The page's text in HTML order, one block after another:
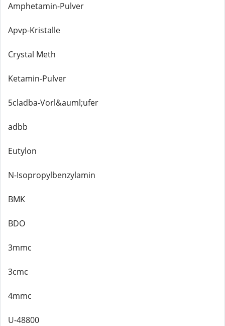
Amphetamin-Pulver
Apvp-Kristalle
Crystal Meth
Ketamin-Pulver
5cladba-Vorl&auml;ufer
adbb
Eutylon
N-Isopropylbenzylamin
BMK
BDO
3mmc
3cmc
4mmc
U-48800